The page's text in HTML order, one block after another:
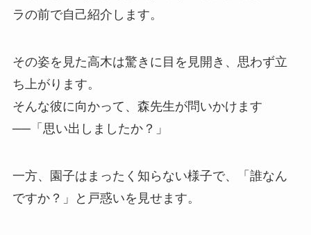
ラの前で自己紹介します。
その姿を見た高木は驚きに目を見開き、思わず立
ち上がります。
そんな彼に向かって、森先生が問いかけます
──「思い出しましたか？」
一方、園子はまったく知らない様子で、「誰なん
ですか？」と戸惑いを見せます。